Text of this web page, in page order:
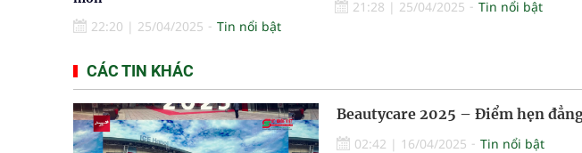
22:20 | 25/04/2025 Tin nổi bật
21:28 | 25/04/2025 Tin nổi bật
CÁC TIN KHÁC
Beautycare 2025 – Điểm hẹn
02:42 | 16/04/2025
Tin nổi bật